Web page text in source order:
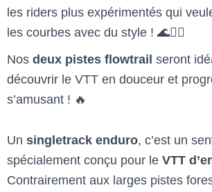
les riders plus expérimentés qui
les courbes avec du style ! 🌊🚴‍♂️
Nos deux pistes flowtrail seront
découvrir le VTT en douceur et
s’amusant ! 🔥
Un singletrack enduro, c’est un
spécialement conçu pour le VTT
Contrairement aux larges pistes